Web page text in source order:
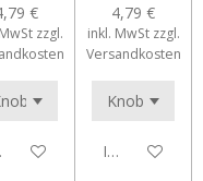
€
zzgl.
den Warenkorb
4,79 €
inkl. MwSt zzgl.
Versandkosten
In den